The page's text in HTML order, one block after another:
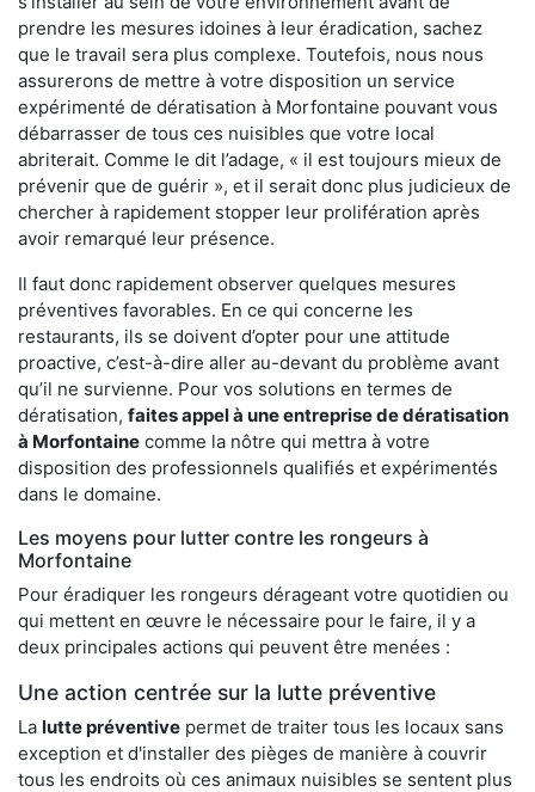
prendre les mesures idoines à leur éradication, sachez
que le travail sera plus complexe. Toutefois, nous nous
assurerons de mettre à votre disposition un service
expérimenté de dératisation à Morfontaine pouvant vous
débarrasser de tous ces nuisibles que votre local
abriterait. Comme le dit l’adage, « il est toujours mieux de
prévenir que de guérir », et il serait donc plus judicieux de
chercher à rapidement stopper leur prolifération après
avoir remarqué leur présence.
Il faut donc rapidement observer quelques mesures
préventives favorables. En ce qui concerne les
restaurants, ils se doivent d’opter pour une attitude
proactive, c’est-à-dire aller au-devant du problème avant
qu’il ne survienne. Pour vos solutions en termes de
dératisation, faites appel à une entreprise de dératisation
à Morfontaine comme la nôtre qui mettra à votre
disposition des professionnels qualifiés et expérimentés
dans le domaine.
Les moyens pour lutter contre les rongeurs à
Morfontaine
Pour éradiquer les rongeurs dérageant votre quotidien ou
qui mettent en œuvre le nécessaire pour le faire, il y a
deux principales actions qui peuvent être menées :
Une action centrée sur la lutte préventive
La lutte préventive permet de traiter tous les locaux sans
exception et d'installer des pièges de manière à couvrir
tous les endroits où ces animaux nuisibles se sentent plus